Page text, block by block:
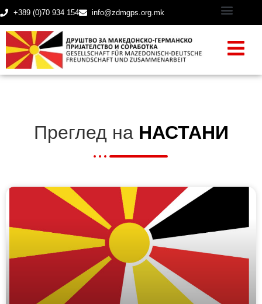
+389 (0)70 934 154 info@zdmgps.org.mk
Преглед на НАСТАНИ